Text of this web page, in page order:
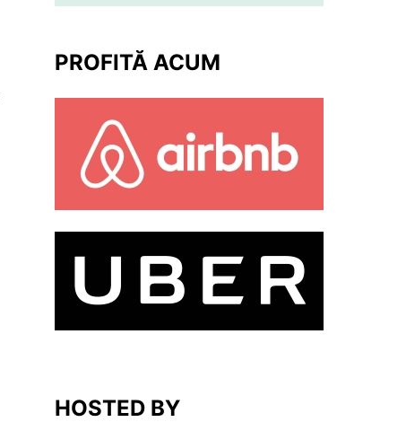
PROFITĂ ACUM
HOSTED BY